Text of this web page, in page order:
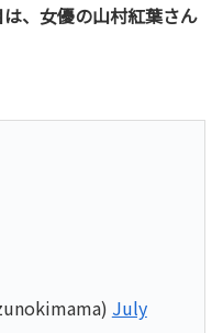
、女優の山村紅葉さん
July